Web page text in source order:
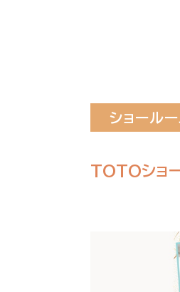
ショール
TOTOショ